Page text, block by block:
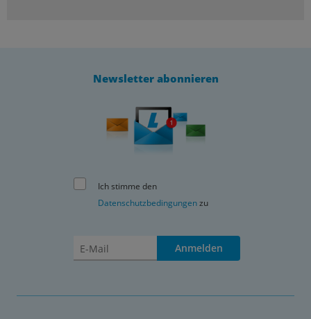
Newsletter abonnieren
Ich stimme den
Datenschutzbedingungenzu
Anmelden